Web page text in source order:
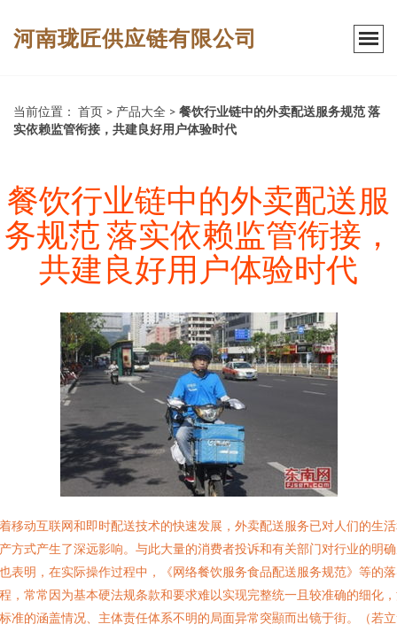
河南珑匠供应链有限公司
当前位置： 首页 > 产品大全 > 餐饮行业链中的外卖配送服务规范 落
实依赖监管衔接，共建良好用户体验时代
餐饮行业链中的外卖配送服
务规范 落实依赖监管衔接，
共建良好用户体验时代
移动互联网和即时配送技术的快速发展，外卖配送服务已对人们的生
方式产生了深远影响。与此大量的消费者投诉和有关部门对行业的明
表明，在实际操作过程中，《网络餐饮服务食品配送服务规范》等的
，常常因为基本硬法规条款和要求难以实现完整统一且较准确的细化
准的涵盖情况、主体责任体系不明的局面异常突顯而出镜于街。（若